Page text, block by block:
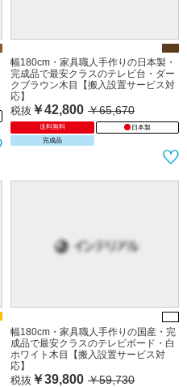
幅180cm・家具職人手作りの日本製・
完成品で最安クラスのテレビ台・ダー
クブラウン木目【搬入設置サービス対
応】
税抜 ￥42,800 ￥65,670
送料無料
日本製
完成品
幅180cm・家具職人手作りの国産・完
成品で最安クラスのテレビボード・白
ホワイト木目【搬入設置サービス対
応】
税抜 ￥39,800 ￥59,730